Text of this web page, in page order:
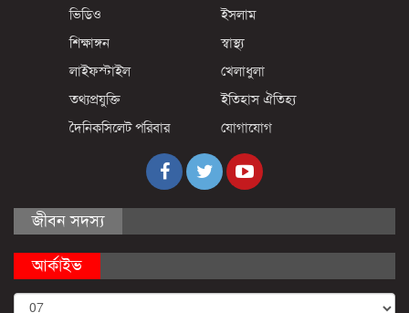
ভিডিও
ইসলাম
শিক্ষাঙ্গন
স্বাস্থ্য
লাইফস্টাইল
খেলাধুলা
তথ্যপ্রযুক্তি
ইতিহাস ঐতিহ্য
দৈনিকসিলেট পরিবার
যোগাযোগ
জীবন সদস্য
আর্কাইভ